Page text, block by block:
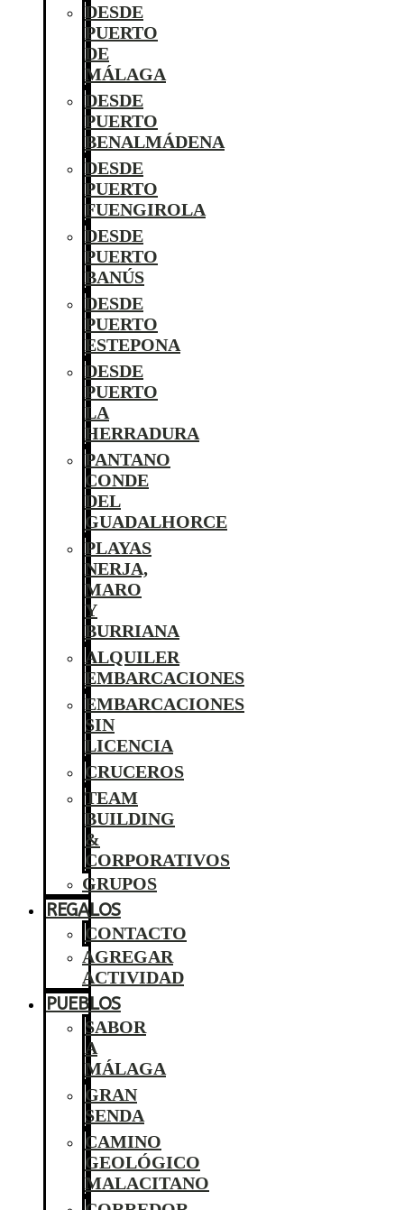
DESDE
PUERTO
DE
MÁLAGA
DESDE
PUERTO
BENALMÁDENA
DESDE
PUERTO
FUENGIROLA
DESDE
PUERTO
BANÚS
DESDE
PUERTO
ESTEPONA
DESDE
PUERTO
LA
HERRADURA
PANTANO
CONDE
DEL
GUADALHORCE
PLAYAS
NERJA,
MARO
Y
BURRIANA
ALQUILER
EMBARCACIONES
EMBARCACIONES
SIN
LICENCIA
CRUCEROS
TEAM
BUILDING
&
CORPORATIVOS
GRUPOS
REGALOS
CONTACTO
AGREGAR
ACTIVIDAD
PUEBLOS
SABOR
A
MÁLAGA
GRAN
SENDA
CAMINO
GEOLÓGICO
MALACITANO